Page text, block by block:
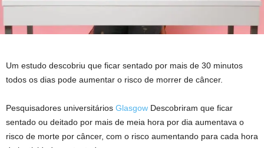
Um estudo descobriu que ficar sentado por mais de 30 minutos
todos os dias pode aumentar o risco de morrer de câncer.
Pesquisadores universitários Glasgow Descobriram que ficar
sentado ou deitado por mais de meia hora por dia aumentava o
risco de morte por câncer, com o risco aumentando para cada hora